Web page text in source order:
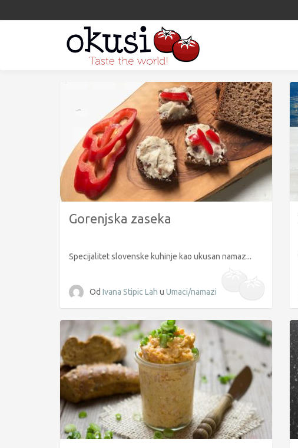
Gorenjska zaseka
Specijalitet slovenske kuhinje kao ukusan namaz...
Od Ivana Stipic Lah u Umaci/namazi